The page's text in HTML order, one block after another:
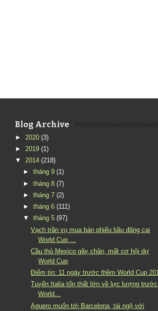
Blog Archive
► 2020 (3)
► 2019 (1)
▼ 2014 (218)
► tháng 9 (1)
► tháng 8 (7)
► tháng 7 (2)
► tháng 6 (111)
▼ tháng 5 (97)
Vạch trần vụ mua bán phiếu bầu đăng cai
World Cup ...
Cầu thủ Mexico gãy chân, mất cơ hội dự
World Cup
Điểm tin: 11 ngày trước thềm World Cup
Tuyển Italia tổn thất lớn về lực lượng trước
World...
Aguero muốn tới Barcelona, tái ngộ với